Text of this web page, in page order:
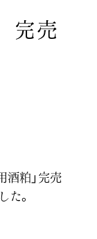
完売
酒粕」完売
た。